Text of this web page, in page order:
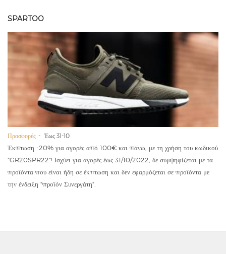
SPARTOO
Προσφορές Έως 31-10
Έκπτωση -20% για αγορές από 100€ και πάνω, με τη χρήση του κωδικού
"GR20SPR22"! Ισχύει για αγορές έως 31/10/2022, δε συμψηφίζεται με τα
προϊόντα που είναι ήδη σε έκπτωση και δεν εφαρμόζεται σε προϊόντα με
την ένδειξη "προϊόν Συνεργάτη".